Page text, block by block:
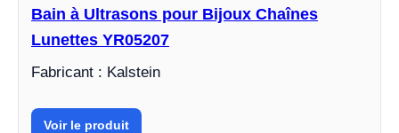
Bain à Ultrasons pour Bijoux Chaînes
Lunettes YR05207
Fabricant : Kalstein
Voir le produit